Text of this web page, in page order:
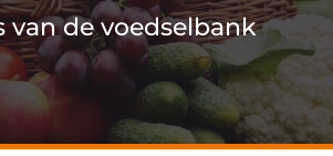
van de voedselbank